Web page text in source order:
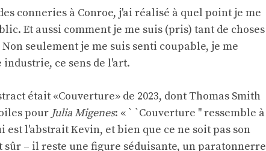
conneries à Conroe, j'ai réalisé à quel point je me
Et aussi comment je me suis (pris) tant de choses
seulement je me suis senti coupable, je me
ce sens de l'art.
était «Couverture» de 2023, dont Thomas Smith
pour Julia Migenes: « ` `Couverture '' ressemble à
l'abstrait Kevin, et bien que ce ne soit pas son
– il reste une figure séduisante, un paratonnerre